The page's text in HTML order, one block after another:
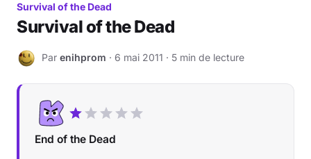
Survival of the Dead
Survival of the Dead
E Par enihprom · 6 mai 2011 · 5 min de lecture
End of the Dead